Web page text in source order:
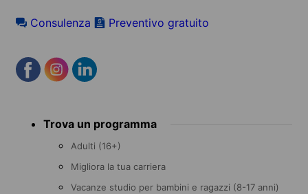
Consulenza Preventivo gratuito
menuTrova un programma
Adulti (16+)
Migliora la tua carriera
Vacanze studio per bambini e ragazzi (8-17 anni)